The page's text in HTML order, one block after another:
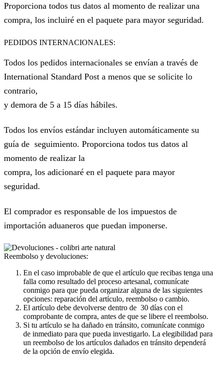
Proporciona todos tus datos al momento de realizar una
compra, los incluiré en el paquete para mayor seguridad.
PEDIDOS INTERNACIONALES:
Todos los pedidos internacionales se envían a través de
International Standard Post a menos que se solicite lo
contrario,
y demora de 5 a 15 días hábiles.
Todos los envíos estándar incluyen automáticamente su
guía de seguimiento. Proporciona todos tus datos al
momento de realizar la
compra, los adicionaré en el paquete para mayor
seguridad.
El comprador es responsable de los impuestos de
importación aduaneros que puedan imponerse.
Reembolso y devoluciones:
En el caso improbable de que el artículo que recibas tenga una
falla como resultado del proceso artesanal, comunícate
conmigo para que pueda organizar alguna de las siguientes
opciones: reparación del artículo, reembolso o cambio.
El artículo debe devolverse dentro de 30 días con el
comprobante de compra, antes de que se libere el reembolso.
Si tu artículo se ha dañado en tránsito, comunícate conmigo
de inmediato para que pueda investigarlo. La elegibilidad para
un reembolso de los artículos dañados en tránsito dependerá
de la opción de envío elegida.